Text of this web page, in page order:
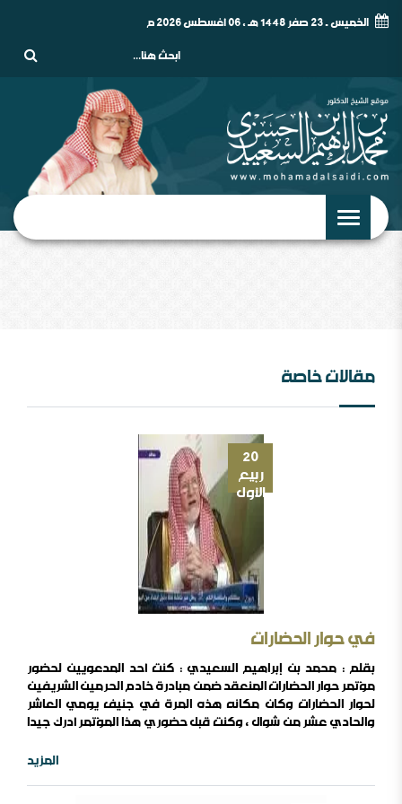
الخميس - 23 صفر 1448 هـ , 06 أغسطس 2026 م
مقالات خاصة
20
ربيع
الأول
في حوار الحضارات
بقلم : محمد بن إبراهيم السعيدي : كنت أحد المدعويين لحضور
مؤتمر حوار الحضارات المنعقد ضمن مبادرة خادم الحرمين الشريفين
لحوار الحضارات وكان مكانه هذه المرة في جنيف يومي العاشر
والحادي عشر من شوال , وكنت قبل حضوري هذا المؤتمر أدرك جيدا
ثمارها من حيث تحسين صورة المملكة والإسلام بعد أن علقت
المزيد